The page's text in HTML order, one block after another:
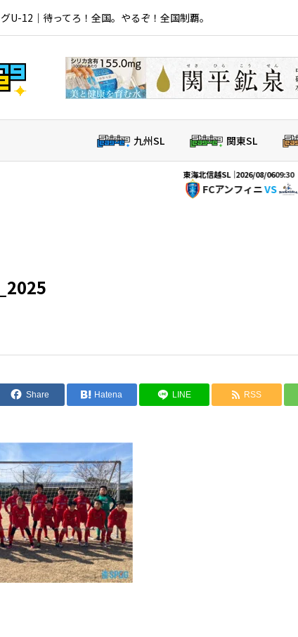
U-12｜待ってろ！全国。やるぞ！全国制覇。
九州SL 関東SL
東海北信越SL｜2026/08/06 09:30
FCアンフィニVS 長岡JYFC
Share Hatena LINE RSS